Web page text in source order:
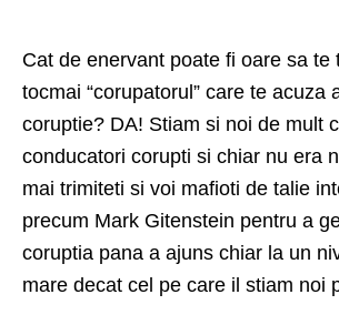
Cat de enervant poate fi oare sa te
tocmai “corupatorul” care te acuza
coruptie? DA! Stiam si noi de mult
conducatori corupti si chiar nu era
mai trimiteti si voi mafioti de talie
precum Mark Gitenstein pentru a
coruptia pana a ajuns chiar la un
mare decat cel pe care il stiam noi